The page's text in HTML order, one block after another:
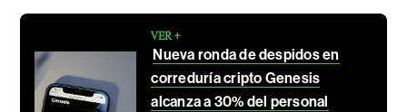
VER +
Nueva ronda de despidos en
correduría cripto Genesis
alcanza a 30% del personal